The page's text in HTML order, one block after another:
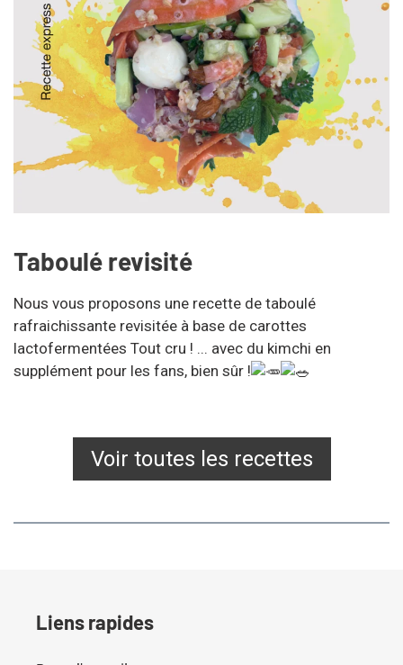
Taboulé revisité
Nous vous proposons une recette de taboulé
rafraichissante revisitée à base de carottes
lactofermentées Tout cru ! ... avec du kimchi en
supplément pour les fans, bien sûr !
Voir toutes les recettes
Liens rapides